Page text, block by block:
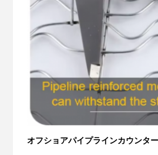
オフショアパイプラインカウンタ